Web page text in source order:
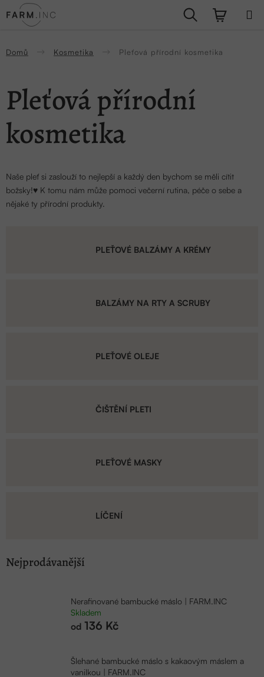
na
Hledat
Domů Kosmetika Pleťová přírodní kosmetika
Pleťová přírodní
kosmetika
Naše pleť si zaslouží to nejlepší a každý den bychom se měli cítit
božsky!♥ K tomu nám může pomoci večerní rutina, péče o sebe a
nějaké ty přírodní produkty.
PLEŤOVÉ BALZÁMY A KRÉMY
BALZÁMY NA RTY A SCRUBY
PLEŤOVÉ OLEJE
ČIŠTĚNÍ PLETI
PLEŤOVÉ MASKY
LÍČENÍ
Nejprodávanější
Nerafinované bambucké máslo | FARM.INC
Skladem
od 136 Kč
Šlehané bambucké máslo s kakaovým máslem a
vanilkou | FARM.INC